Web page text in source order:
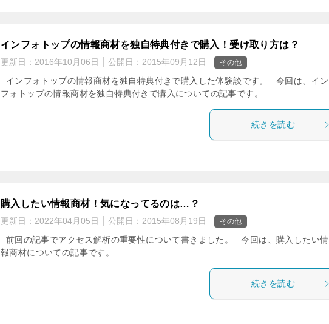
インフォトップの情報商材を独自特典付きで購入！受け取り方は？
更新日： 2016年10月06日 公開日： 2015年09月12日 その他
インフォトップの情報商材を独自特典付きで購入した体験談です。 今回は、イン
フォトップの情報商材を独自特典付きで購入についての記事です。
続きを読む
購入したい情報商材！気になってるのは…？
更新日： 2022年04月05日 公開日： 2015年08月19日 その他
前回の記事でアクセス解析の重要性について書きました。 今回は、購入したい情
報商材についての記事です。
続きを読む